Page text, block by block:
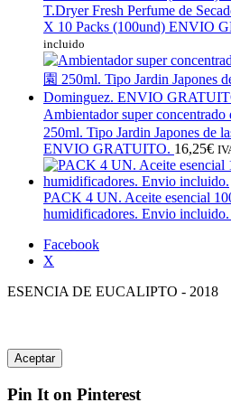
T.Dryer Fresh Perfume de
X 10 Packs (100und) ENVIO
incluido
Ambientador super
250ml. Tipo Jardin Japones de
ENVIO GRATUITO. 16,25€
PACK 4 UN. Aceite esencial
humidificadores. Envio incluido.
Facebook
X
ESENCIA DE EUCALIPTO - 2018
Aceptar
Pin It on Pinterest